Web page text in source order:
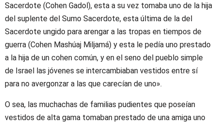
Sacerdote (Cohen Gadol), esta a su vez tomaba uno de la hija
del suplente del Sumo Sacerdote, esta última de la del
Sacerdote ungido para arengar a las tropas en tiempos de
guerra (Cohen Mashúaj Miljamá) y esta le pedía uno prestado
a la hija de un cohen común, y en el seno del pueblo simple
de Israel las jóvenes se intercambiaban vestidos entre sí
para no avergonzar a las que carecían de uno».
O sea, las muchachas de familias pudientes que poseían
vestidos de alta gama tomaban prestado de una amiga uno